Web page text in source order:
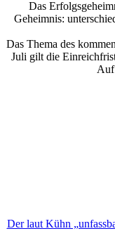
Das
Geheimnis:
Das Thema des
Juli gilt die
Auf
Der laut Kühn